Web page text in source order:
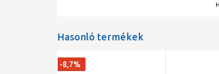
Hasonló termékek
-8,7%